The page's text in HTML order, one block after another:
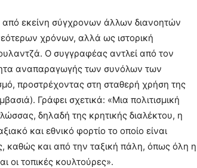
από εκείνη σύγχρονων άλλων διανοητών
χρόνων, αλλά ως ιστορική
Ο συγγραφέας αντλεί από τον
αναπαραγωγής των συνόλων των
προστρέχοντας στη σταθερή χρήση της
Γράφει σχετικά: «Μια πολιτισμική
δηλαδή της κρητικής διαλέκτου, η
και εθνικό φορτίο το οποίο είναι
καθώς και από την ταξική πάλη, όπως όλη η
οι τοπικές κουλτούρες».